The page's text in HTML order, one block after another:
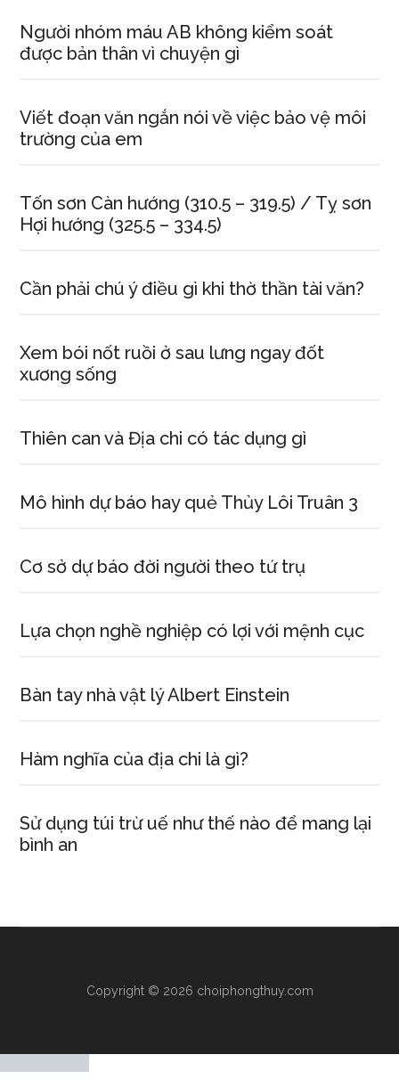
Người nhóm máu AB không kiểm soát
được bản thân vì chuyện gì
Viết đoạn văn ngắn nói về việc bảo vệ môi
trường của em
Tốn sơn Càn hướng (310.5 – 319.5) / Tỵ sơn
Hợi hướng (325.5 – 334.5)
Cần phải chú ý điều gì khi thờ thần tài văn?
Xem bói nốt ruồi ở sau lưng ngay đốt
xương sống
Thiên can và Địa chi có tác dụng gì
Mô hình dự báo hay quẻ Thủy Lôi Truân 3
Cơ sở dự báo đời người theo tứ trụ
Lựa chọn nghề nghiệp có lợi với mệnh cục
Bàn tay nhà vật lý Albert Einstein
Hàm nghĩa của địa chi là gì?
Sử dụng túi trừ uế như thế nào để mang lại
bình an
Copyright © 2026 choiphongthuy.com